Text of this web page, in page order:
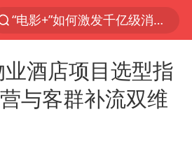
“电影+”如何激发千亿级消费新活力？
台风白海豚已进入24小时警戒线
“秋天的第一杯奶茶”6岁了
酒店项目选型指
与客群补流双维